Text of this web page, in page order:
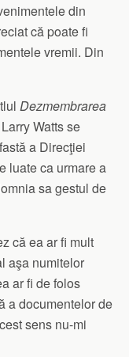
din
că poate fi
vremii. Din
Dezmembrarea
Watts se
a Direcţiei
luate ca urmare a
sa gestul de
că ea ar fi mult
aşa numitelor
ar fi de folos
a documentelor de
sens nu-mi